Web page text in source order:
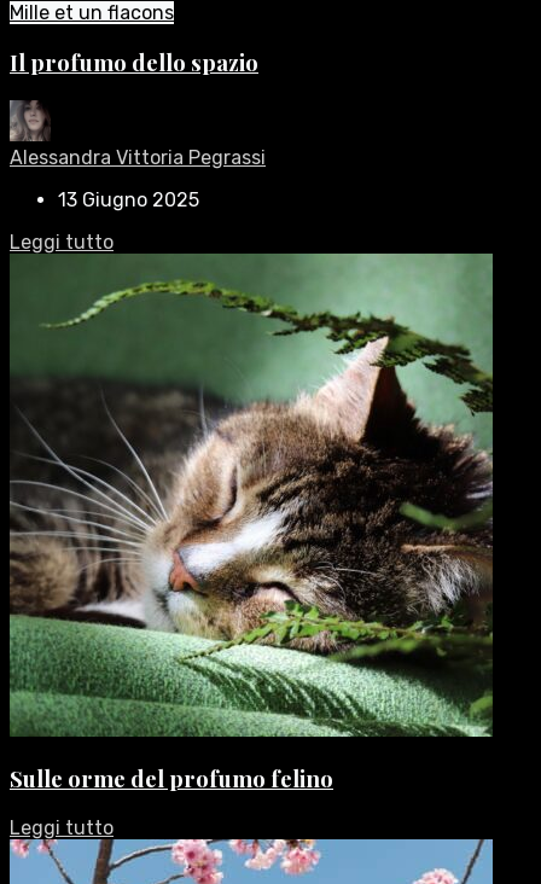
Mille et un flacons
Il profumo dello spazio
Alessandra Vittoria Pegrassi
13 Giugno 2025
Leggi tutto
Sulle orme del profumo felino
Leggi tutto